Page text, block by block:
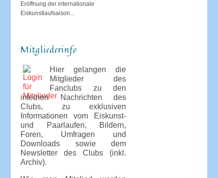
Eröffnung der internationale
Eiskunstlaufsaison...
Mitgliederinfo
Hier gelangen die
Mitglieder des
Fanclubs zu den
internen Nachrichten des
Clubs, zu exklusiven
Informationen vom Eiskunst-
und Paarlaufen, Bildern,
Foren, Umfragen und
Downloads sowie dem
Newsletter des Clubs (inkl.
Archiv).